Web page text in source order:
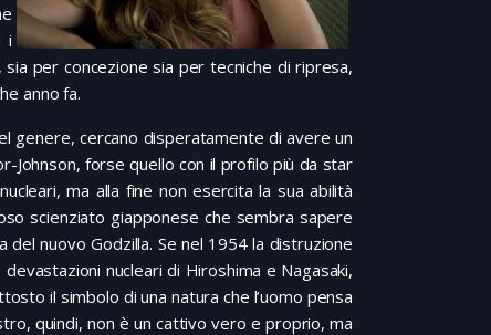
i
per concezione sia per tecniche di ripresa,
anno fa.
genere, cercano disperatamente di avere un
Johnson, forse quello con il profilo più da star
ma alla fine non esercita la sua abilità
scienziato giapponese che sembra sapere
nuovo Godzilla. Se nel 1954 la distruzione
nucleari di Hiroshima e Nagasaki,
il simbolo di una natura che l’uomo pensa
quindi, non è un cattivo vero e proprio, ma